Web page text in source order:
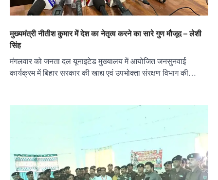
मुख्यमंत्री नीतीश कुमार में देश का नेतृत्व करने का सारे गुण मौजूद – लेशी
सिंह
मंगलवार को जनता दल यूनाइटेड मुख्यालय में आयोजित जनसुनवाई
कार्यक्रम में बिहार सरकार की खाद्य एवं उपभोक्ता संरक्षण विभाग की…